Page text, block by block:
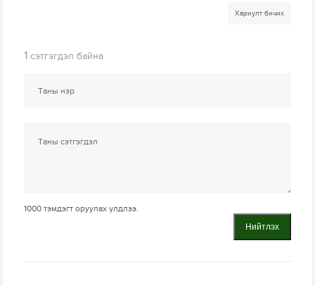
Хариулт бичих
1 сэтгэгдэл байна
1000 тэмдэгт оруулах үлдлээ.
Нийтлэх